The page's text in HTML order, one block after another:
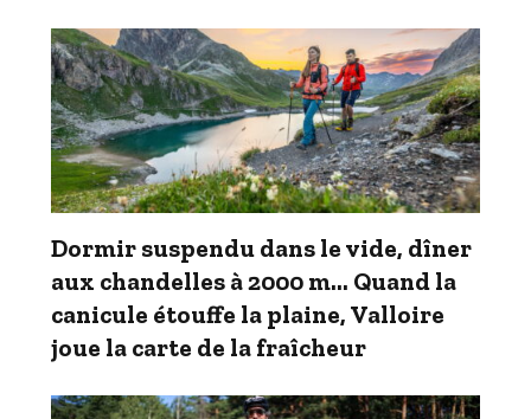
Dormir suspendu dans le vide, dîner
aux chandelles à 2000 m… Quand la
canicule étouffe la plaine, Valloire
joue la carte de la fraîcheur